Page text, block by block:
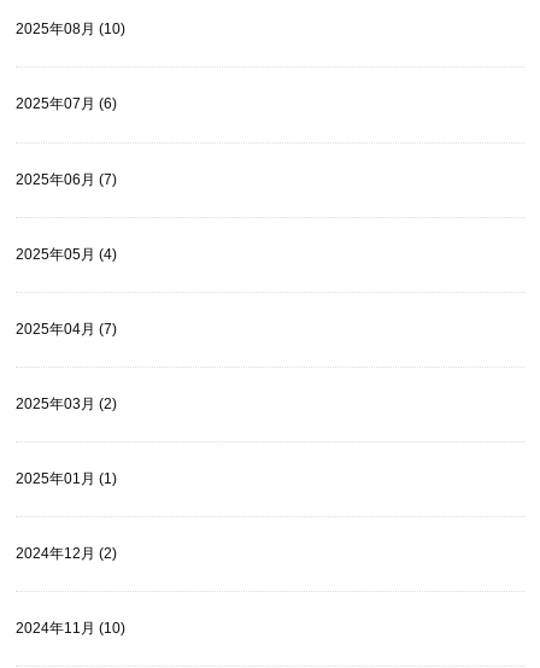
2025年08月 (10)
2025年07月 (6)
2025年06月 (7)
2025年05月 (4)
2025年04月 (7)
2025年03月 (2)
2025年01月 (1)
2024年12月 (2)
2024年11月 (10)